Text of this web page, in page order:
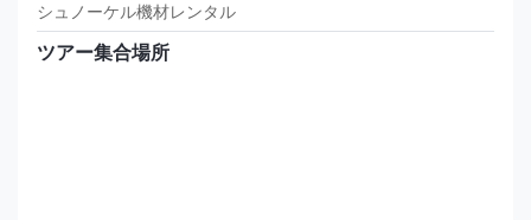
シュノーケル機材レンタル
ツアー集合場所